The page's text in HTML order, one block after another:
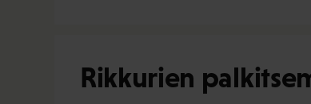
Rikkurien